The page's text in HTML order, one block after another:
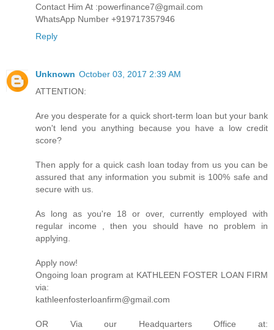
Contact Him At :powerfinance7@gmail.com
WhatsApp Number +919717357946
Reply
Unknown October 03, 2017 2:39 AM
ATTENTION:
Are you desperate for a quick short-term loan but your bank
won't lend you anything because you have a low credit
score?
Then apply for a quick cash loan today from us you can be
assured that any information you submit is 100% safe and
secure with us.
As long as you're 18 or over, currently employed with
regular income , then you should have no problem in
applying.
Apply now!
Ongoing loan program at KATHLEEN FOSTER LOAN FIRM
via:
kathleenfosterloanfirm@gmail.com
OR Via our Headquarters Office at: